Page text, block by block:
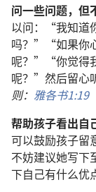
问一些问题，但
以问：“我知道
吗？”“如果你
呢？”“你觉得
呢？”然后留心
则： 雅各书1:19
帮助孩子看出自
可以鼓励孩子留
不妨建议她写
下自己有什么优